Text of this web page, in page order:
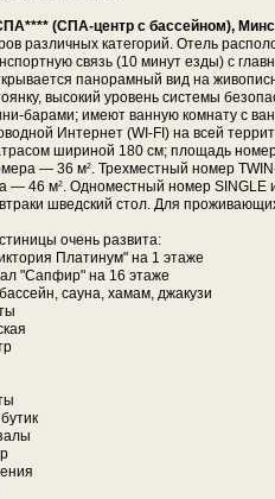
(СПА-центр с бассейном),
различных категорий. Отель
связь (10 минут езды) с
панорамный вид на
высокий уровень системы
барами; имеют ванную комнату с
Интернет (WI-FI) на всей
шириной 180 см; площадь
— 36 м2. Трехместный номер
— 46 м2. Одноместный номер SINGLE
шведский стол. Для
очень развита:
Платинум" на 1 этаже
"Сапфир" на 16 этаже
сауна, хамам, джакузи